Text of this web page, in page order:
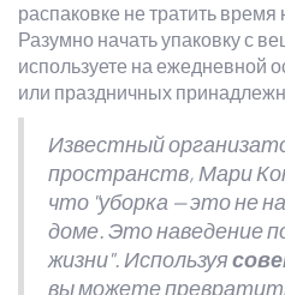
распаковке не тратить
Разумно начать упаковку с
используете на ежедневной
или праздничных
Известный
пространств, Мари
что "уборка — это не
доме. Это наведение
жизни". Используя
вы можете